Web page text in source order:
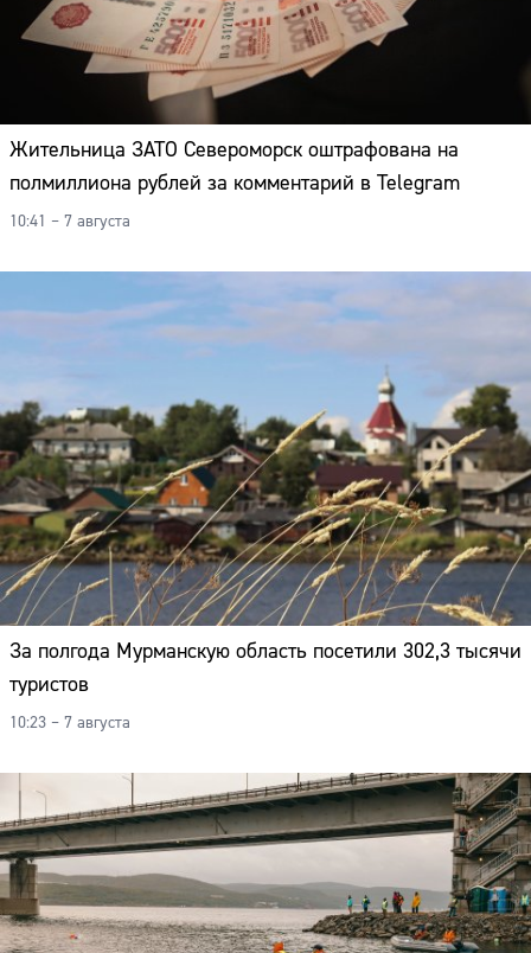
Жительница ЗАТО Североморск оштрафована на
полмиллиона рублей за комментарий в Telegram
10:41 – 7 августа
За полгода Мурманскую область посетили 302,3 тысячи
туристов
10:23 – 7 августа
Сайт: